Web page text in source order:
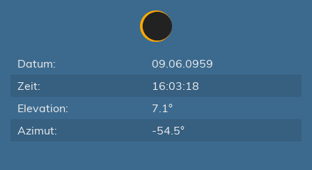
Datum:
09.06.0959
Zeit:
16:03:18
Elevation:
7.1°
Azimut:
-54.5°